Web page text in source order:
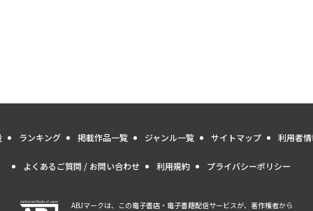
ランキング 掲載作品一覧 ジャンル一覧 サイトマップ 利用者
よくあるご質問 / お問い合わせ 利用規約 プライバシーポリシー
ABJマークは、この電子書店・電子書籍配信サービスが、著作権者から